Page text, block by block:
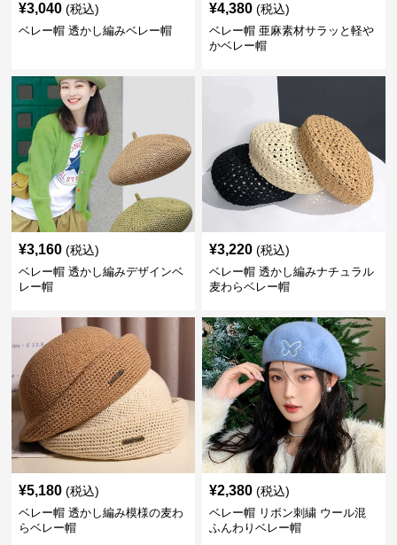
¥3,040 (税込)
ベレー帽 透かし編みベレー帽
¥4,380 (税込)
ベレー帽 亜麻素材サラッと軽や
かベレー帽
¥3,160 (税込)
ベレー帽 透かし編みデザインベ
レー帽
¥3,220 (税込)
ベレー帽 透かし編みナチュラル
麦わらベレー帽
¥5,180 (税込)
ベレー帽 透かし編み模様の麦わ
らベレー帽
¥2,380 (税込)
ベレー帽 リボン刺繍 ウール混
ふんわりベレー帽